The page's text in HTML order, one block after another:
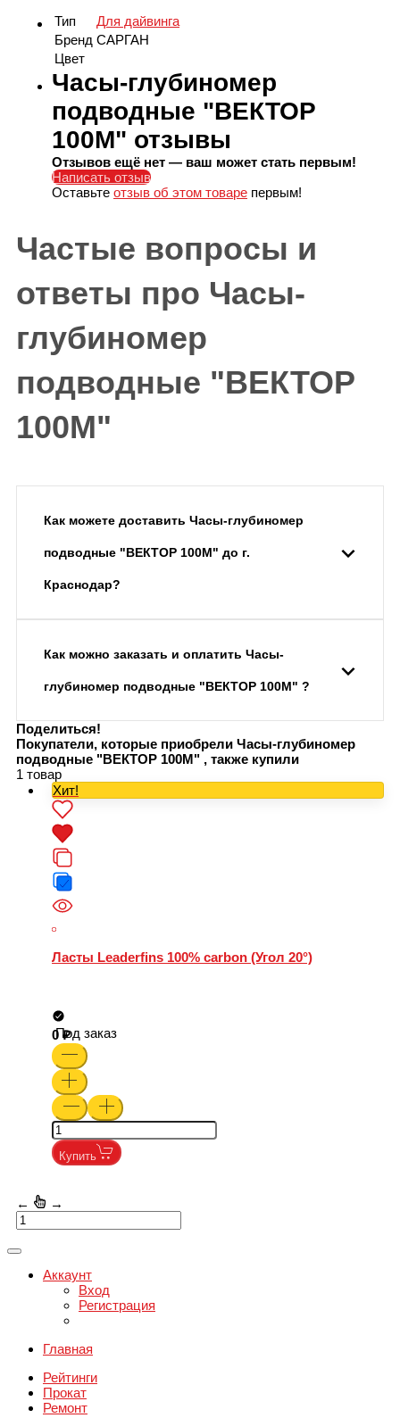
Тип
Для дайвинга
Бренд САРГАН
Цвет
Часы-глубиномер
подводные "ВЕКТОР
100М" отзывы
Отзывов ещё нет — ваш может стать первым!
Написать отзыв
Оставьте отзыв об этом товаре первым!
Частые вопросы и
ответы про Часы-
глубиномер
подводные "ВЕКТОР
100М"
Как можете доставить Часы-глубиномер
подводные "ВЕКТОР 100М" до г.
Краснодар?
Как можно заказать и оплатить Часы-
глубиномер подводные "ВЕКТОР 100М" ?
Поделиться!
Покупатели, которые приобрели Часы-глубиномер
подводные "ВЕКТОР 100М" , также купили
1 товар
Хит!
Ласты Leaderfins 100% carbon (Угол 20°)
Под заказ
0
Купить
← →
Аккаунт
Вход
Регистрация
Главная
Рейтинги
Прокат
Ремонт